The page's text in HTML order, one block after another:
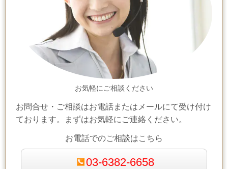
お気軽にご相談ください
お問合せ・ご相談はお電話またはメールにて受け付け
ております。まずはお気軽にご連絡ください。
お電話でのご相談はこちら
03-6382-6658